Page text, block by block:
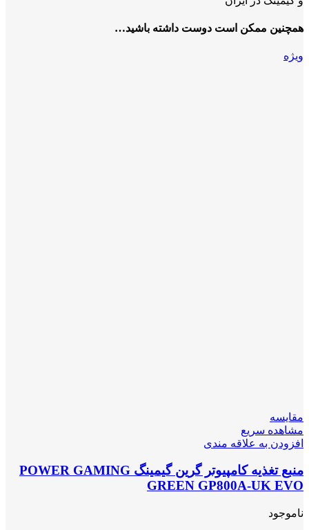
همچنین ممکن است دوست داشته باشید…
ویژه
مقایسه
مشاهده سریع
افزودن به علاقه مندی
منبع تغذیه کامپیوتر گرین گیمینگ POWER GAMING
GREEN GP800A-UK EVO
ناموجود